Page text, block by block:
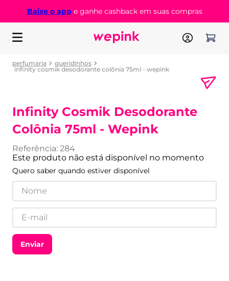
Baixe o appe ganhe cashback em suas compras
perfumaria
queridinhos
infinity cosmik desodorante colônia 75ml - wepink
Infinity Cosmik Desodorante
Colônia 75ml - Wepink
Referência: 284
Este produto não está disponível no momento
Quero saber quando estiver disponível
Enviar